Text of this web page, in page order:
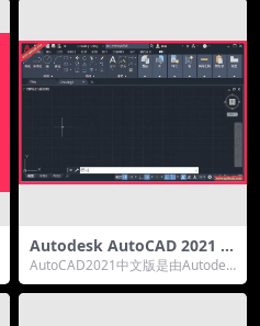
Autodesk AutoCAD 2021 fo
r Win(CAD三维绘图设计软件)
中文版
AutoCAD2021中文版是由Autodes
k开发的一款功能强大的图形设计辅
助...